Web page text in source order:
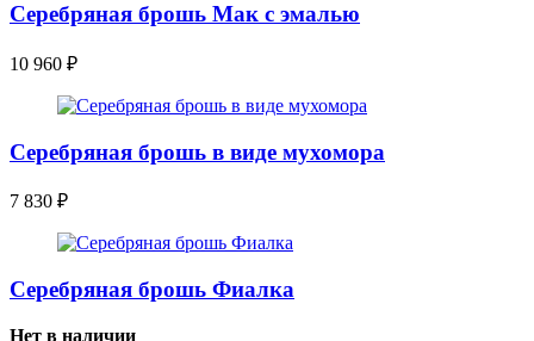
Серебряная брошь Мак с эмалью
10 960 ₽
Серебряная брошь в виде мухомора
7 830 ₽
Серебряная брошь Фиалка
Нет в наличии